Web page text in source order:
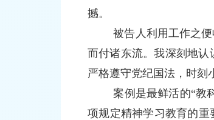
撼。
被告人利用工作之
而付诸东流。我深刻地认
严格遵守党纪国法，时刻
案例是最鲜活的“教
项规定精神学习教育的重